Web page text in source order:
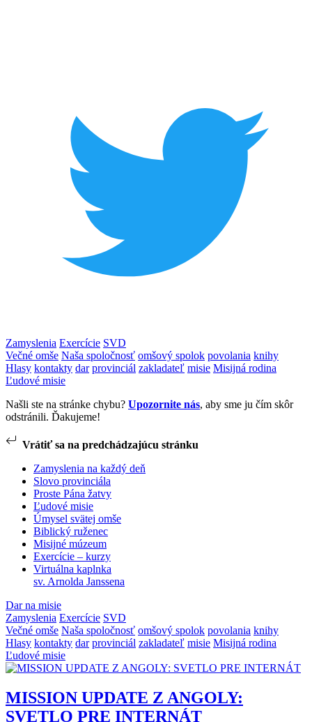
Zamyslenia Exercície SVD
Večné omše Naša spoločnosť omšový spolok povolania knihy
Hlasy kontakty dar provinciál zakladateľ misie Misijná rodina
Ľudové misie
Našli ste na stránke chybu? Upozornite nás, aby sme ju čím skôr
odstránili. Ďakujeme!
Vrátiť sa na predchádzajúcu stránku
Zamyslenia na každý deň
Slovo provinciála
Proste Pána žatvy
Ľudové misie
Úmysel svätej omše
Biblický ruženec
Misijné múzeum
Exercície – kurzy
Virtuálna kaplnka
sv. Arnolda Janssena
Dar na misie
Zamyslenia Exercície SVD
Večné omše Naša spoločnosť omšový spolok povolania knihy
Hlasy kontakty dar provinciál zakladateľ misie Misijná rodina
Ľudové misie
MISSION UPDATE Z ANGOLY:
SVETLO PRE INTERNÁT